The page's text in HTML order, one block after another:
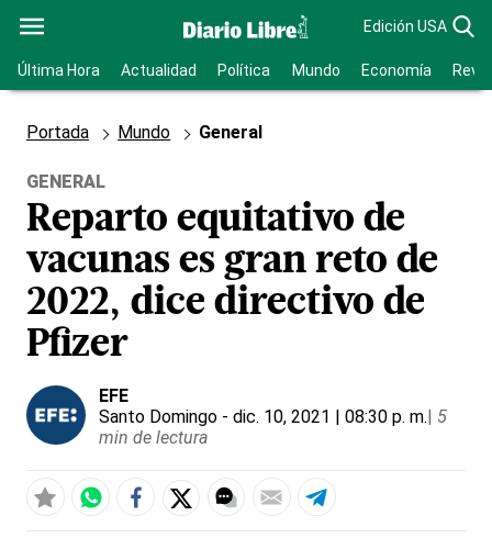
Edición USA
Última Hora Actualidad Política Mundo Economía
Portada Mundo General
GENERAL
Reparto equitativo de
vacunas es gran reto de
2022, dice directivo de
Pfizer
EFE
Santo Domingo - dic. 10, 2021 | 08:30 p. m.| 5
min de lectura